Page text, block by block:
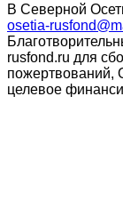
В Северной
osetia-
rusfond.ru для
пожертвований,
целевое